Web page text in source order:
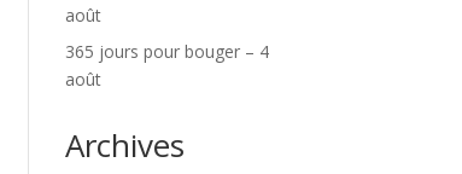
août
365 jours pour bouger – 4
août
Archives